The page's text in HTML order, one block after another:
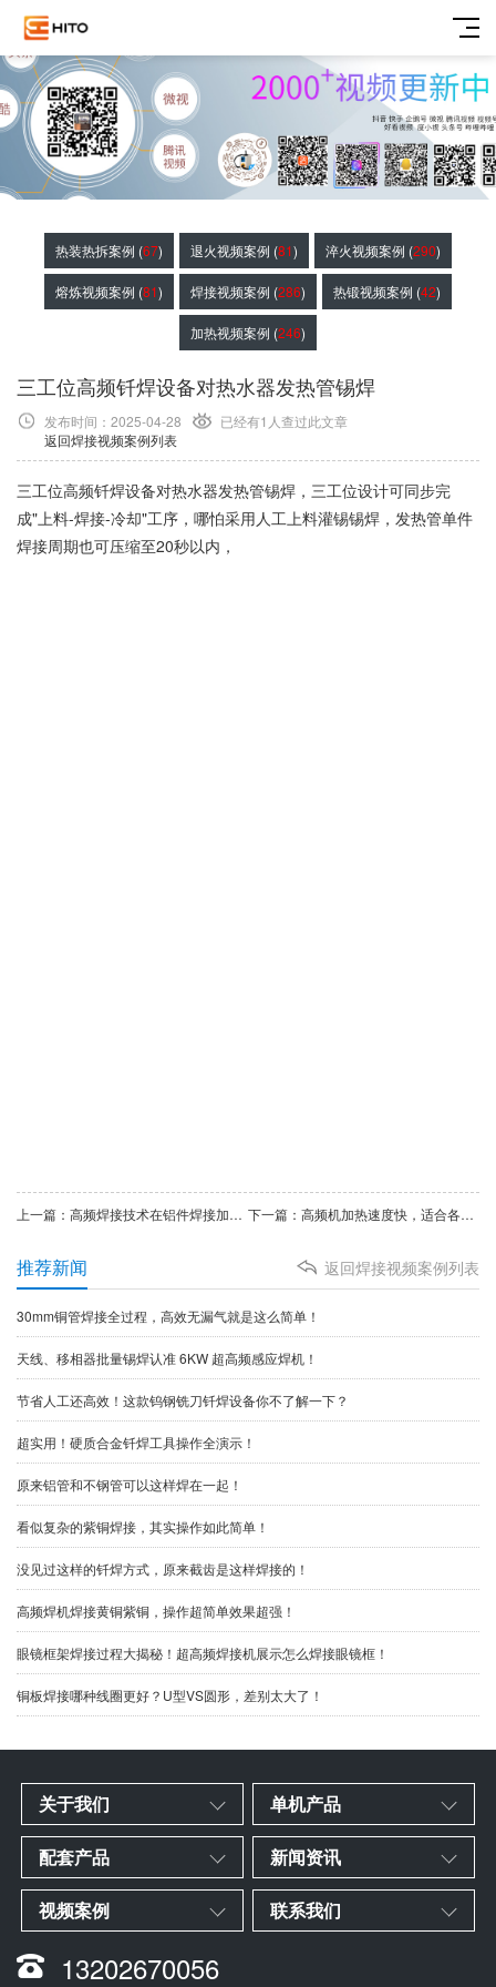
热装热拆案例 (67) 退火视频案例 (81) 淬火视频案例 (290)
熔炼视频案例 (81) 焊接视频案例 (286) 热锻视频案例 (42)
加热视频案例 (246)
三工位高频钎焊设备对热水器发热管锡焊
发布时间：2025-04-28 已经有1 人查过此文章
返回焊接视频案例列表
三工位高频钎焊设备对热水器发热管锡焊，三工位设计可同步完
成"上料-焊接-冷却"工序，哪怕采用人工上料灌锡锡焊，发热管单件
焊接周期也可压缩至20秒以内，
上一篇：高频焊接技术在铝件焊接加工领域有着广泛的应用 下一篇：高频机加热速度快，适合各类锯片锯齿上硬质合金焊接使用
返回焊接视频案例列表
推荐新闻
30mm铜管焊接全过程，高效无漏气就是这么简单！
天线、移相器批量锡焊认准 6KW 超高频感应焊机！
节省人工还高效！这款钨钢铣刀钎焊设备你不了解一下？
超实用！硬质合金钎焊工具操作全演示！
原来铝管和不钢管可以这样焊在一起！
看似复杂的紫铜焊接，其实操作如此简单！
没见过这样的钎焊方式，原来截齿是这样焊接的！
高频焊机焊接黄铜紫铜，操作超简单效果超强！
眼镜框架焊接过程大揭秘！超高频焊接机展示怎么焊接眼镜框！
铜板焊接哪种线圈更好？U型VS圆形，差别太大了！
关于我们 单机产品
配套产品 新闻资讯
视频案例 联系我们
13202670056